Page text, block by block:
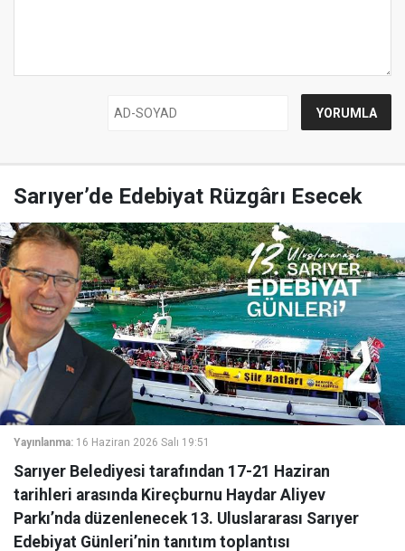
Sarıyer’de Edebiyat Rüzgârı Esecek
Yayınlanma: 16 Haziran 2026 Salı 19:51
Sarıyer Belediyesi tarafından 17-21 Haziran
tarihleri arasında Kireçburnu Haydar Aliyev
Parkı’nda düzenlenecek 13. Uluslararası Sarıyer
Edebiyat Günleri’nin tanıtım toplantısı